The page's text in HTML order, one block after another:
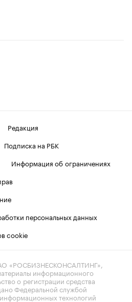
Редакция
Подписка на РБК
Информация об ограничениях
персональных данных
cookie
«РОСБИЗНЕСКОНСАЛТИНГ»,
информационного
о регистрации средства
Федеральной службой
технологий